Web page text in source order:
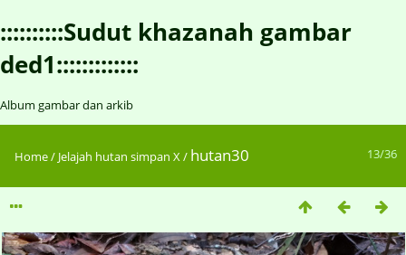
::::::::::Sudut khazanah gambar
ded1:::::::::::::
Album gambar dan arkib
13/36
Home/ Jelajah hutan simpan X/ hutan30